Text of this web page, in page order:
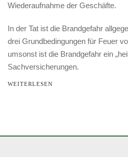
Wiederaufnahme der Geschäfte.
In der Tat ist die Brandgefahr
drei Grundbedingungen für Feuer
umsonst ist die Brandgefahr ein
Sachversicherungen.
WEITERLESEN